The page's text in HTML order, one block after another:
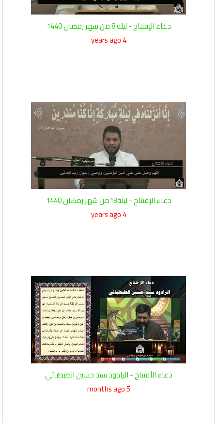
دعاء الإفتتاح - ليلة 8 من شهر رمضان 1440
4 years ago
دعاء الإفتتاح - ليلة13من شهر رمضان 1440
4 years ago
دعاء الأفتتاح - الرادود سيد حسين الطبطبائي
5 months ago